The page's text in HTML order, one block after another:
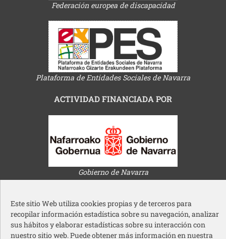
Este sitio Web utiliza cookies propias y de terceros para
recopilar información estadística sobre su navegación, analizar
sus hábitos y elaborar estadísticas sobre su interacción con
nuestro sitio web. Puede obtener más información en nuestra
Federación europea de discapacidad
Plataforma de Entidades Sociales de Navarra
ACTIVIDAD FINANCIADA POR
Gobierno de Navarra